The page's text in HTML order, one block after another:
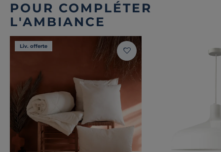
POUR COMPLÉTER
L'AMBIANCE
Liv. offerte